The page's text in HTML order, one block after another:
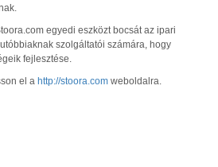
egyedi eszközt bocsát az ipari
szolgáltatói számára, hogy
fejlesztése.
el a http://stoora.com weboldalra.